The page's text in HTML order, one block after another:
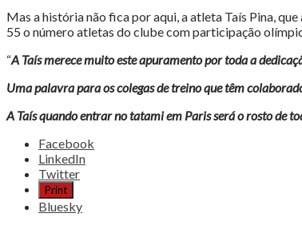
Mas a história não fica por aqui, a atleta Taís Pina,
55 o número atletas do clube com participação
“A Taís merece muito este apuramento por toda a
Uma palavra para os colegas de treino que têm
A Taís quando entrar no tatami em Paris será o rosto de
Share
post
"TAÍS
PINA
Facebook
LinkedIn
Twitter
Print
Bluesky